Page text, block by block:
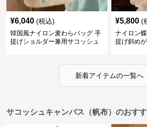
¥6,040 (税込)
韓国風ナイロン麦わらバッグ 手
提げショルダー兼用サコッシュ
¥5,800 (
ナイロン
提げ斜め
新着アイテムの一覧へ
サコッシュキャンバス（帆布）のおす